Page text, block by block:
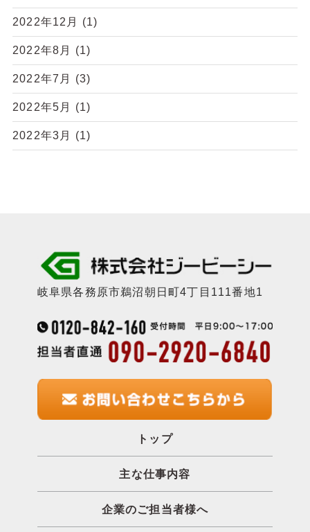
2022年12月 (1)
2022年8月 (1)
2022年7月 (3)
2022年5月 (1)
2022年3月 (1)
岐阜県各務原市鵜沼朝日町4丁目111番地1
トップ
主な仕事内容
企業のご担当者様へ